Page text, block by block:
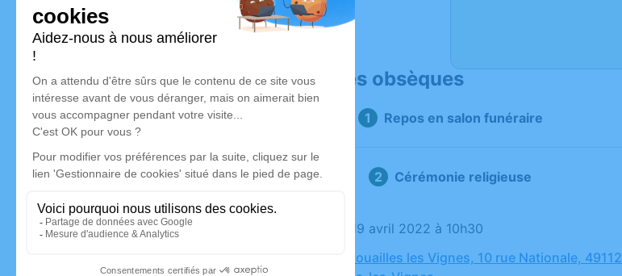
Déroulé des obsèques
Repos en salon funéraire
Cérémonie religieuse
Le mardi 19 avril 2022 à 10h30
Église Pellouailles les Vignes, 10 rue Nationale, 49112